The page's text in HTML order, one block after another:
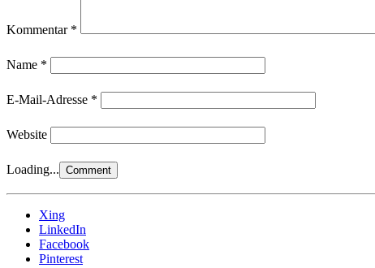
Kommentar *
Name *
E-Mail-Adresse *
Website
Loading...
Xing
LinkedIn
Facebook
Pinterest